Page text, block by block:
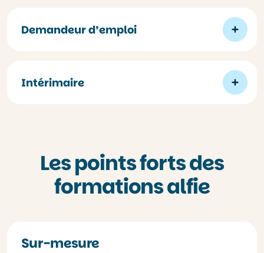
Demandeur d’emploi
Intérimaire
Les points forts des
formations alfie
Sur-mesure